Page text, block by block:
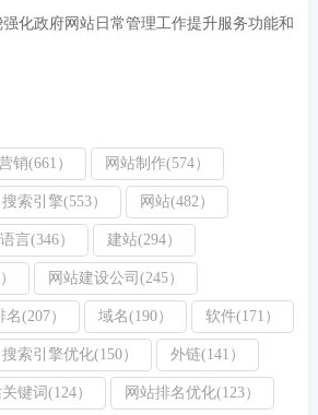
化政府网站日常管理工作提升服务功能和
销(661） 网站制作(574）
搜索引擎(553） 网站(482）
言(346） 建站(294）
网站建设公司(245）
名(207） 域名(190） 软件(171）
搜索引擎优化(150） 外链(141）
键词(124） 网站排名优化(123）